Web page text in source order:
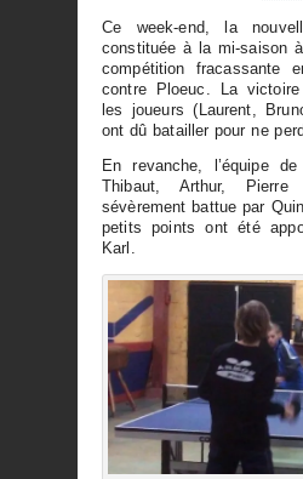
Ce week-end, la
constituée à la mi-saison
compétition fracassante
contre Ploeuc. La
les joueurs (Laurent,
ont dû batailler pour ne
En revanche, l’équipe
Thibaut, Arthur,
sévèrement battue par
petits points ont été
Karl.